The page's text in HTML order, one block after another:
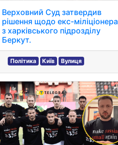
Верховний Суд затвердив
рішення щодо екс-міліціонера
з харківського підрозділу
Беркут.
Політика Київ Вулиця